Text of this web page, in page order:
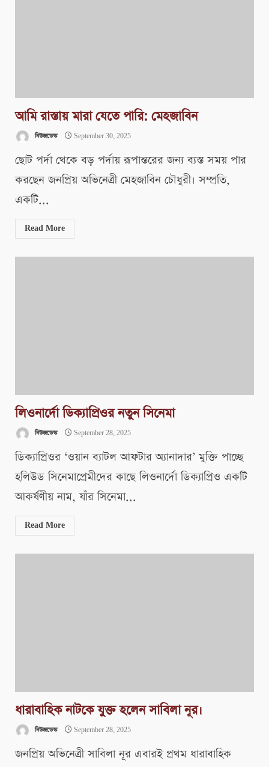
আমি রাস্তায় মারা যেতে পারি: মেহজাবিন
নিউজডেস্ক September 30, 2025
ছোট পর্দা থেকে বড় পর্দায় রূপান্তরের জন্য ব্যস্ত সময় পার
করছেন জনপ্রিয় অভিনেত্রী মেহজাবিন চৌধুরী। সম্প্রতি,
একটি...
Read More
লিওনার্দো ডিক্যাপ্রিওর নতুন সিনেমা
নিউজডেস্ক September 28, 2025
ডিক্যাপ্রিওর ‘ওয়ান ব্যাটল আফটার অ্যানাদার’ মুক্তি পাচ্ছে ​
হলিউড সিনেমাপ্রেমীদের কাছে লিওনার্দো ডিক্যাপ্রিও একটি
আকর্ষণীয় নাম, যাঁর সিনেমা...
Read More
​ধারাবাহিক নাটকে যুক্ত হলেন সাবিলা নূর।
নিউজডেস্ক September 28, 2025
জনপ্রিয় অভিনেত্রী সাবিলা নূর এবারই প্রথম ধারাবাহিক